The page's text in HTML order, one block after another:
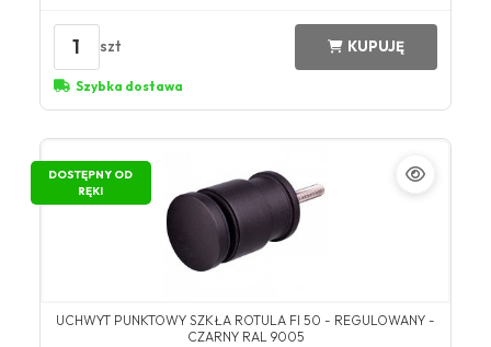
1 szt KUPUJĘ
Szybka dostawa
DOSTĘPNY OD
RĘKI
UCHWYT PUNKTOWY SZKŁA ROTULA FI 50 - REGULOWANY -
CZARNY RAL 9005